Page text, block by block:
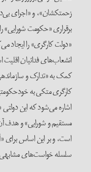
زحمتکشان»، و «اجرای
برقراری «حکومت شورایی»
«دولت کارگری» را ایجاد
انشعاب‌های فدائیان
کمک به «تدارک و
کارگری متکی به
اشاره می‌شود که این
مستقیم و شورایی» و هدف آن
است، و بر این اساس برای
سلسله خواست‌های